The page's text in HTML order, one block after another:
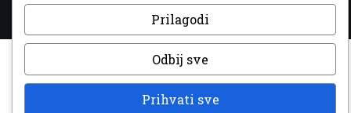
Prilagodi
Odbij sve
Prihvati sve